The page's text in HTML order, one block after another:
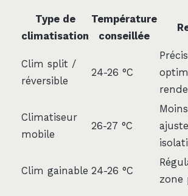
Type de
climatisation
Température
conseillée
Clim split /
réversible
24-26 °C
Climatiseur
mobile
26-27 °C
Clim gainable 24-26 °C
zone